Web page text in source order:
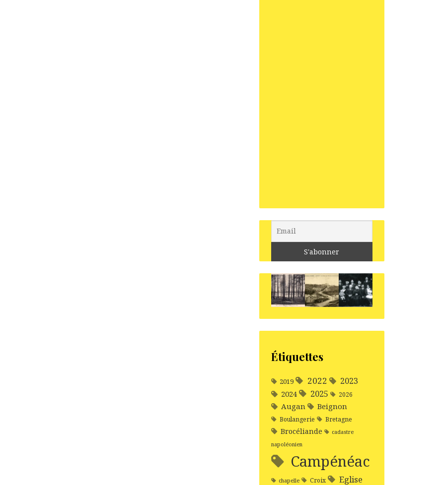
Étiquettes
2019 2022 2023
2024 2025 2026
Augan Beignon
Boulangerie Bretagne
Brocéliande
cadastre
napoléonien
Campénéac
chapelle Croix Eglise